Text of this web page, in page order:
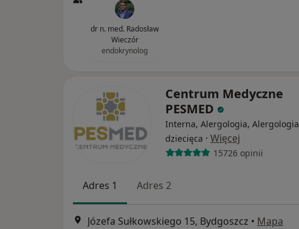
dr n. med. Radosław
Wieczór
endokrynolog
Centrum Medyczne
PESMED
Interna, Alergologia, Alergologia
dziecięca · Więcej
15726 opinii
Adres 1 Adres 2
Józefa Sułkowskiego 15, Bydgoszcz • Mapa